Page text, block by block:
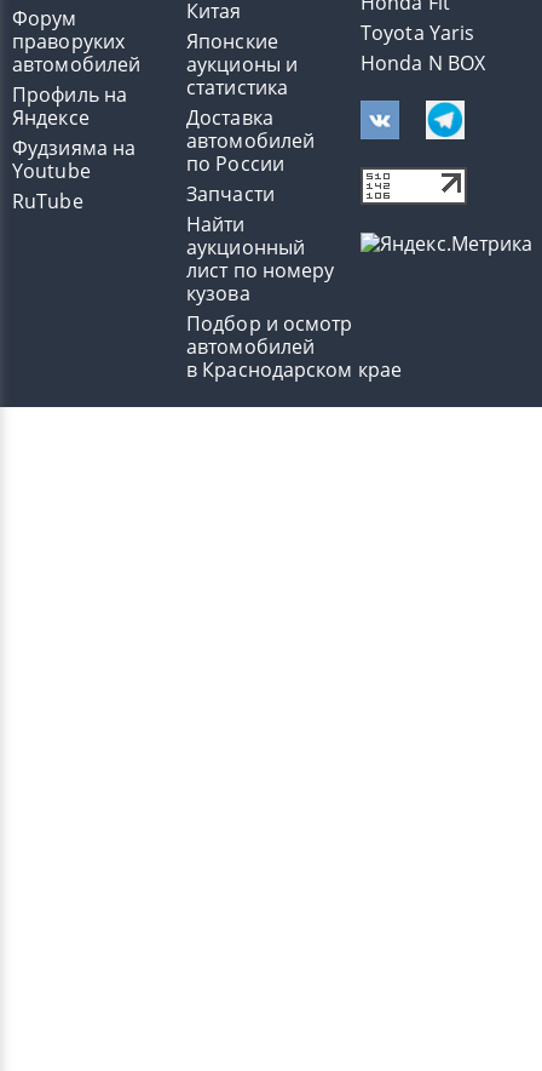
Форум
праворуких
автомобилей
Профиль на
Яндексе
Фудзияма на
Youtube
RuTube
Китая
Японские
аукционы и
статистика
Доставка
автомобилей
по России
Запчасти
Найти
аукционный
лист по номеру
кузова
Подбор и осмотр
автомобилей
в Краснодарском крае
Toyota Yaris
Honda N BOX